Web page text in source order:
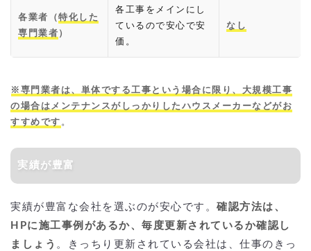
各業者（ 特化した
専門業者 ）
各工事をメインにし
ているので安心で安
価。
なし
※専門業者は、単体でする工事という場合に限り、大規模工事
の場合はメンテナンスがしっかりしたハウスメーカーなどがお
すすめです 。
実績が豊富
実績が豊富な会社を選ぶのが安心です。 確認方法は、
HPに施工事例があるか、毎度更新されているか確認し
ましょう 。きっちり更新されている会社は、仕事のきっ